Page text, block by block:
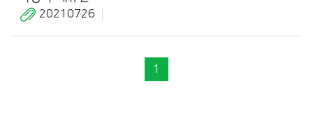
20210726
1